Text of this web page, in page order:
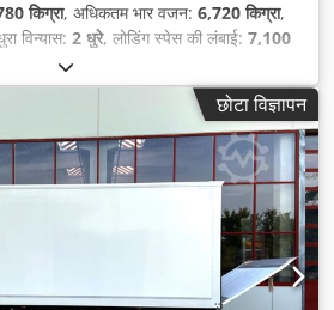
किग्रा, अधिकतम भार वजन: 6,720 किग्रा,
विन्यास: 2 धुरे, लोडिंग स्पेस की लंबाई: 7,100
2,480 मिमी
हवा, टायर का आकार:245/70 R 17,5,
, सामने के टायर का आकार:
का आकार:245/70 R 17,5, चालक केबिन:
, ईंधन:बायोडीज़ल, उपकरण:
एबीएस, टेल लिफ्ट,
छोटा विज्ञापन